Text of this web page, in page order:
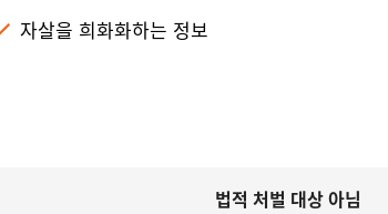
자살을 희화화하는 정보
법적 처벌 대상 아님